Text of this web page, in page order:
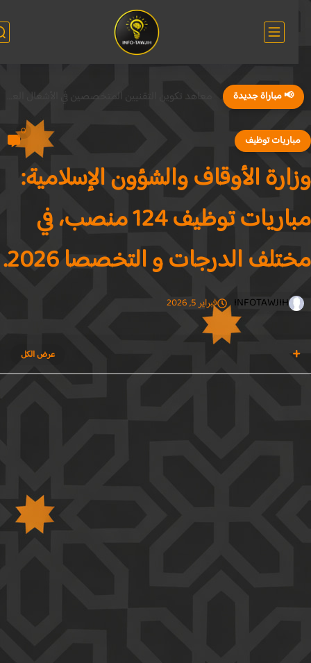
📢 مباراة جديدة
توظيف
0
الأوقاف والشؤون الإسلامية:
مباريات توظيف 124 منصب، في
الدرجات و التخصصا 2026.
INFOTAWJIH فبراير 5, 2026